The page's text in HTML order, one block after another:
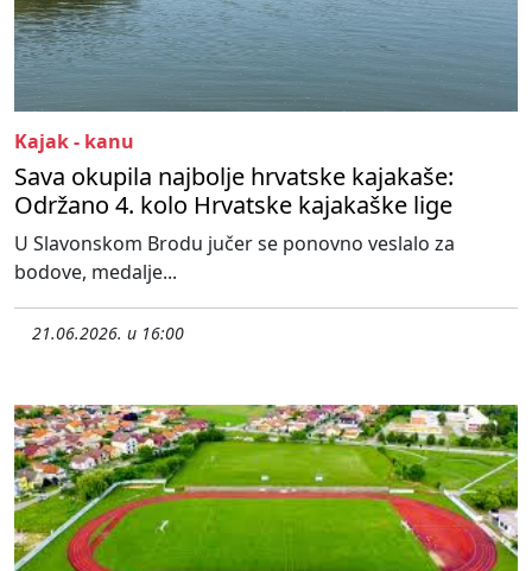
Kajak - kanu
Sava okupila najbolje hrvatske kajakaše:
Održano 4. kolo Hrvatske kajakaške lige
U Slavonskom Brodu jučer se ponovno veslalo za
bodove, medalje...
21.06.2026. u 16:00